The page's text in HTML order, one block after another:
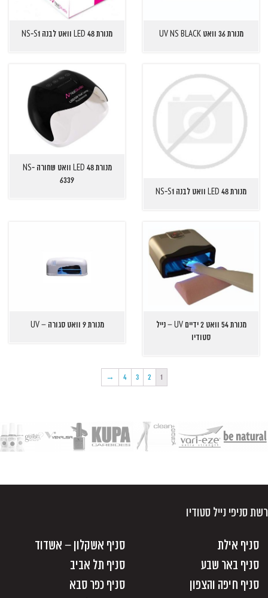
מנורת 36 וואט UV NS BLACK מנורת 48 LED וואט לבנה NS-S1
מנורת 48 LED וואט לבנה NS-S1
מנורת 48 LED וואט שחורה NS-
6339
מנורת 54 וואט 2 ידיים UV – נייל
סטודיו
מנורת 9 וואט סגורה – UV
1
2
3
4
→
רשת סניפי נייל סטודיו
סניף אילת
סניף אשקלון – אשדוד
סניף באר שבע
סניף תל אביב
סניף חיפה והצפון
סניף כפר סבא